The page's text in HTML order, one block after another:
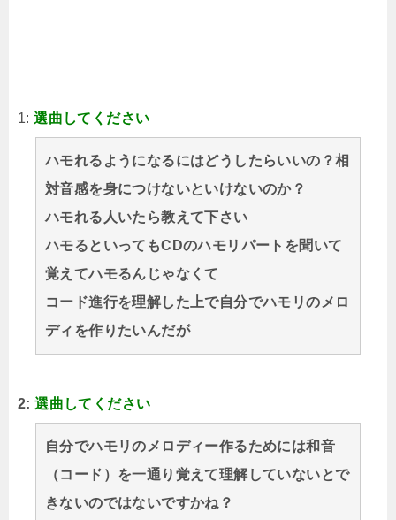
1:選曲してください
ハモれるようになるにはどうしたらいいの？相
対音感を身につけないといけないのか？
ハモれる人いたら教えて下さい
ハモるといってもCDのハモリパートを聞いて
覚えてハモるんじゃなくて
コード進行を理解した上で自分でハモリのメロ
ディを作りたいんだが
2:選曲してください
自分でハモリのメロディー作るためには和音
（コード）を一通り覚えて理解していないとで
きないのではないですかね？